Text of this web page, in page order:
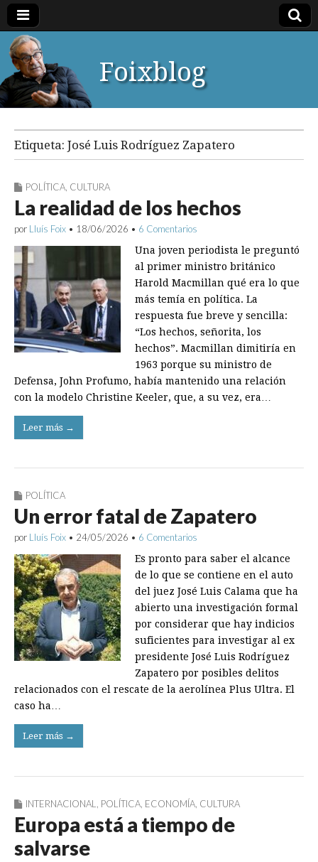
Foixblog
Etiqueta: José Luis Rodríguez Zapatero
POLÍTICA CULTURA
La realidad de los hechos
por Lluís Foix • 18/06/2026 • 6 Comentarios
Una joven periodista le preguntó
al primer ministro británico
Harold Macmillan qué era lo que
más temía en política. La
respuesta fue breve y sencilla:
“Los hechos, señorita, los
hechos”. Macmillan dimitiría en
1963 porque su ministro de
Defensa, John Profumo, había mantenido una relación
con la modelo Christine Keeler, que, a su vez, era…
Leer más →
POLÍTICA
Un error fatal de Zapatero
por Lluís Foix • 24/05/2026 • 6 Comentarios
Es pronto para saber el alcance
de lo que se contiene en el auto
del juez José Luis Calama que ha
abierto una investigación formal
por considerar que hay indicios
suficientes para investigar al ex
presidente José Luis Rodríguez
Zapatero por posibles delitos
relacionados con el rescate de la aerolínea Plus Ultra. El
caso ha…
Leer más →
INTERNACIONAL POLÍTICA ECONOMÍA CULTURA
Europa está a tiempo de
salvarse